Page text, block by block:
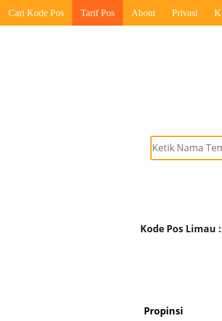
Cari Kode Pos Tarif Pos About Privasi
Kode Pos Limau
Propinsi